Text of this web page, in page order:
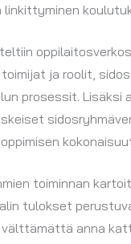
linkittyminen
ja roolit,
prosessit. Lisäksi
toiminnan
tulokset
anna